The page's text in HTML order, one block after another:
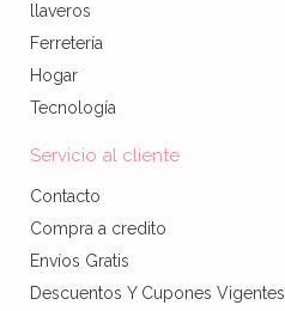
llaveros
Ferretería
Hogar
Tecnología
Servicio al cliente
Contacto
Compra a credito
Envíos Gratis
Descuentos Y Cupones Vigentes